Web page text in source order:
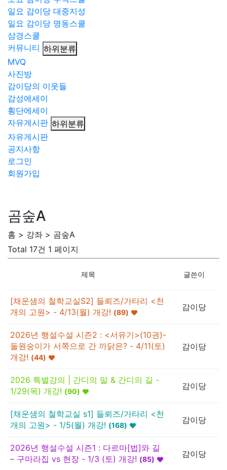
일요 감이당 대중지성
일요 감이당 명동스쿨
삼경스쿨
커뮤니티 하위분류
MVQ
사진방
감이당의 이웃들
감성에세이
횡단에세이
자유게시판 하위분류
자유게시판
공지사항
로그인
회원가입
곰숲A
홈 > 강좌 > 곰숲A
Total 17건 1 페이지
제목 글쓴이
[채운샘의 철학교실S2] 들뢰즈/가타리 <천
개의 고원> - 4/13(월) 개강! (89)
감이당
2026년 행설수설 시즌2 : <서유기>(10권)-
돌원숭이가 서쪽으로 간 까닭은? - 4/11(토)
개강! (44)
감이당
2026 특별강의 | 간디의 말 & 간디의 길 -
1/29(목) 개강! (90)
감이당
[채운샘의 철학교실 s1] 들뢰즈/가타리 <천
개의 고원> - 1/5(월) 개강! (168)
감이당
2026년 행설수설 시즌1 : 다르마[법]와 길
– 구마라집 vs 현장 - 1/3 (토) 개강! (85)
감이당